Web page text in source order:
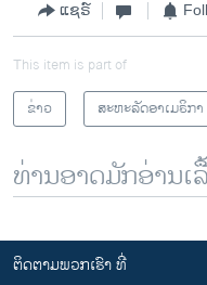
ແຊຣ໌
This item is part of
ຂ່າວ
ສະຫະລັດອາເມຣິກາ
ທ່ານອາດມັກອ່ານເ
ຕິດຕາມພວກເຮົາ ທີ່